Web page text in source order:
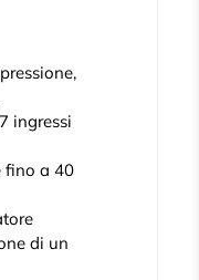
ingressi
fino a 40
di un